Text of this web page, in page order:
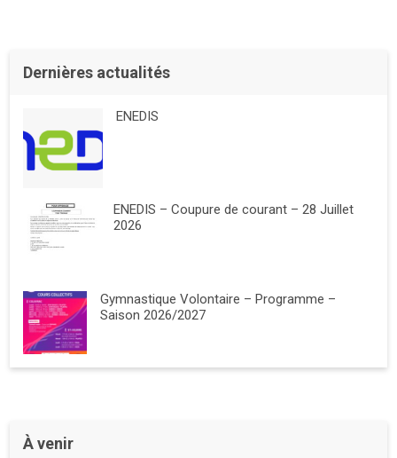
Dernières actualités
ENEDIS
ENEDIS – Coupure de courant – 28 Juillet
2026
Gymnastique Volontaire – Programme –
Saison 2026/2027
À venir